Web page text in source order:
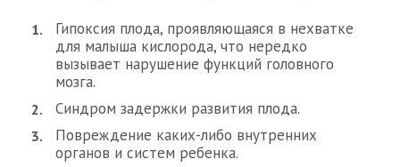
Гипоксия плода, проявляющаяся в нехватке
для малыша кислорода, что нередко
вызывает нарушение функций головного
мозга.
Синдром задержки развития плода.
Повреждение каких-либо внутренних
органов и систем ребенка.